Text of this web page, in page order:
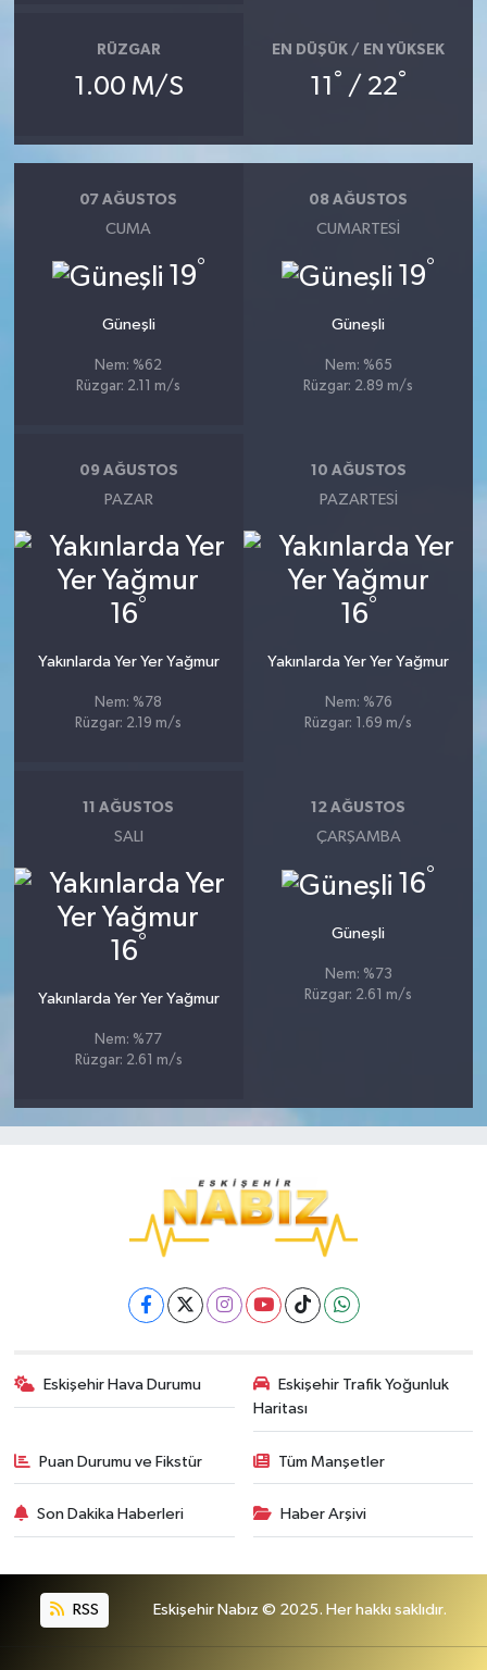
RÜZGAR
1.00 M/S
EN DÜŞÜK / EN YÜKSEK
11 ° / 22°
07 AĞUSTOS
CUMA
19°
Güneşli
Nem: %62
Rüzgar: 2.11 m/s
08 AĞUSTOS
CUMARTESI
19°
Güneşli
Nem: %65
Rüzgar: 2.89 m/s
09 AĞUSTOS
PAZAR
16°
Yakınlarda Yer Yer Yağmur
Nem: %78
Rüzgar: 2.19 m/s
10 AĞUSTOS
PAZARTESI
16°
Yakınlarda Yer Yer Yağmur
Nem: %76
Rüzgar: 1.69 m/s
11 AĞUSTOS
SALI
16°
Yakınlarda Yer Yer Yağmur
Nem: %77
Rüzgar: 2.61 m/s
12 AĞUSTOS
ÇARŞAMBA
16°
Güneşli
Nem: %73
Rüzgar: 2.61 m/s
Eskişehir Hava Durumu
Eskişehir Trafik Yoğunluk
Haritası
Puan Durumu ve Fikstür Tüm Manşetler
Son Dakika Haberleri Haber Arşivi
RSS Eskişehir Nabız © 2025. Her hakkı saklıdır.